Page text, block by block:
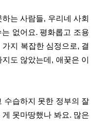
는 사람들, 우리네 사회
없어요. 평화롭고 조용
지 복잡한 심정으로, 결
도 않았는데, 애꿎은 이
수습하지 못한 정부의 잘
못마땅했나 봐요. 많은